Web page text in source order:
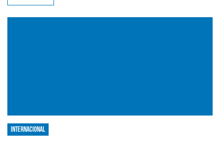
Internacional